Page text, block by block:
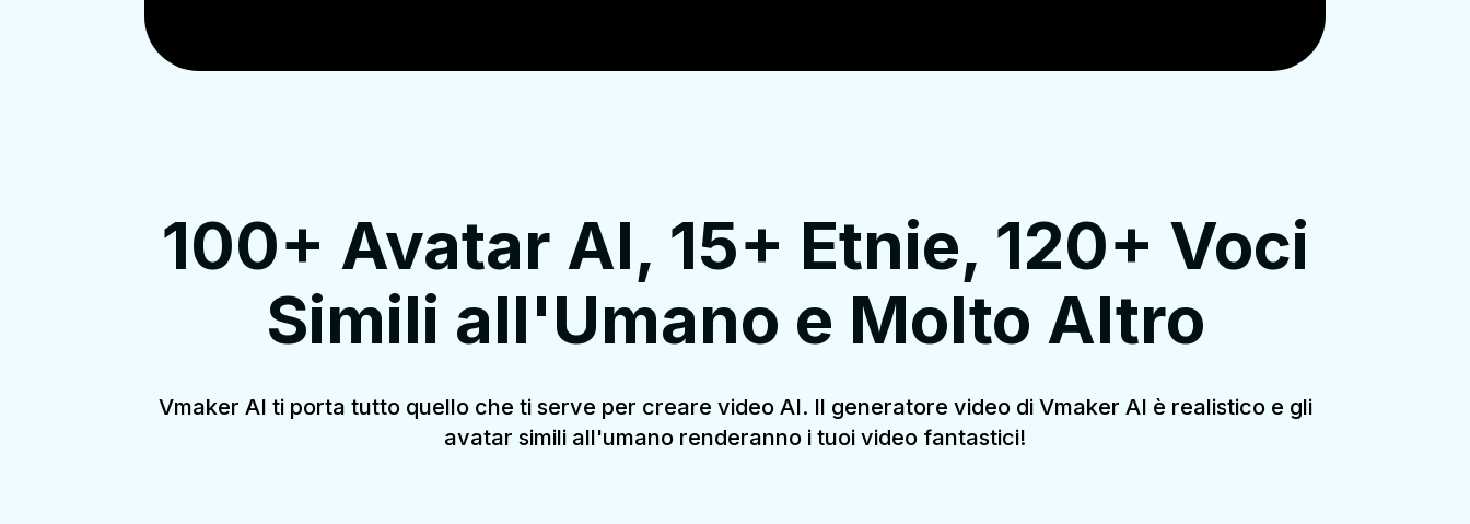
100+ Avatar AI, 15+ Etnie, 120+ Voci
Simili all'Umano e Molto Altro
Vmaker AI ti porta tutto quello che ti serve per creare video AI. Il generatore video di Vmaker AI è realistico e gli
avatar simili all'umano renderanno i tuoi video fantastici!